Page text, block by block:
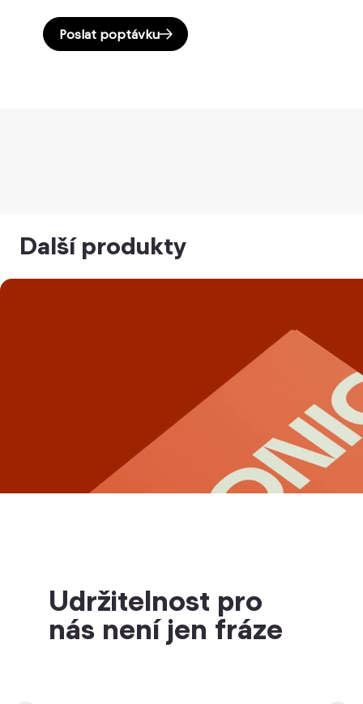
Poslat poptávku
Další produkty
Udržitelnost pro
nás není jen fráze